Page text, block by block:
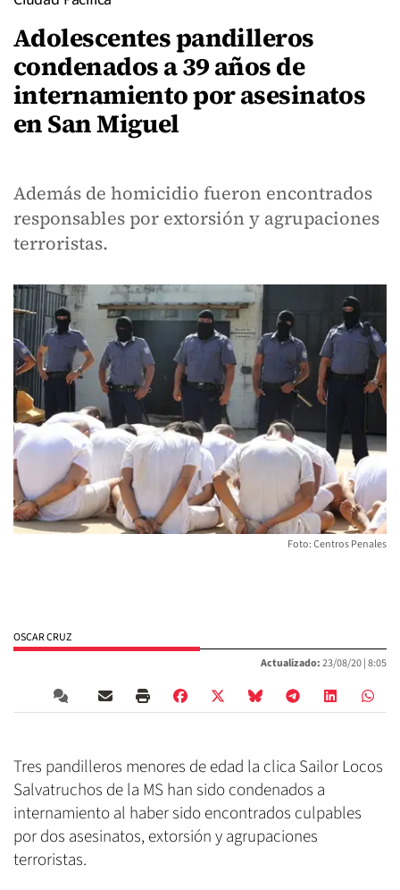
Adolescentes pandilleros
condenados a 39 años de
internamiento por asesinatos
en San Miguel
Además de homicidio fueron encontrados
responsables por extorsión y agrupaciones
terroristas.
Foto: Centros Penales
OSCAR CRUZ
Actualizado:23/08/20 |8:05
Tres pandilleros menores de edad la clica Sailor Locos
Salvatruchos de la MS han sido condenados a
internamiento al haber sido encontrados culpables
por dos asesinatos, extorsión y agrupaciones
terroristas.